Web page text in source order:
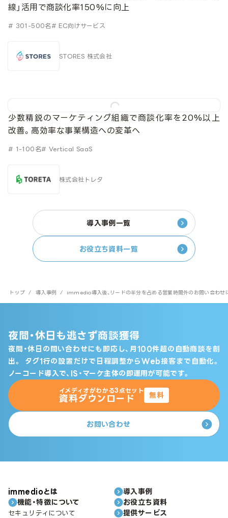
線」活用で商談化率150%に向上
# 301-500名# EC向けサービス
STORES 株式会社
少数精鋭のマーケティング組織で商談化率を20%以上
改善。高効率な事業構造への変革へ
# 1-100名# Vertical SaaS
株式会社トレタ
導入事例一覧
お役立ち資料一覧
トップ / 導入事例 / immedio導入後、リードの半分を占める営業時間外のお問い合わせ
夜間・休日も逃さず商談獲得
夜間・休日の問い合わせにも即応し、月100件超の自動商談を創
出。
タグ1行の設置だけで日程調整からWeb接客まで自動化。
ノーコード導入で、IS・マーケ主体の即運用が可能です。
イメディオがわかる3点セット
資料ダウンロード 無料
お問い合わせ
immedioとは
機能・特徴について
セキュリティについて
導入事例
お役立ち資料
提供サービス